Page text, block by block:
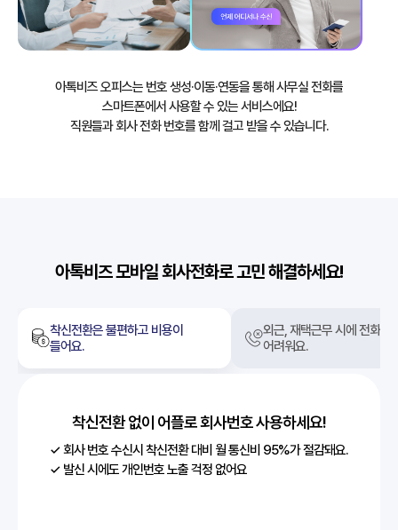
아톡비즈 오피스는 번호 생성·이동·연동을 통해 사무실 전화를
스마트폰에서 사용할 수 있는 서비스에요!
직원들과 회사 전화 번호를 함께 걸고 받을 수 있습니다.
아톡비즈 모바일 회사전화로 고민 해결하세요!
착신전환 없이 어플로 회사번호 사용하세요!
✓ 회사 번호 수신시 착신전환 대비 월 통신비 95%가 절감돼요.
✓ 발신 시에도 개인번호 노출 걱정 없어요
착신전환은 불편하고 비용이
들어요.
외근, 재택근무 시에 전화업
어려워요.